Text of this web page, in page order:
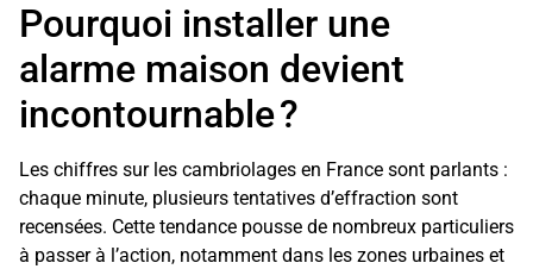
Pourquoi installer une
alarme maison devient
incontournable ?
Les chiffres sur les cambriolages en France sont parlants :
chaque minute, plusieurs tentatives d’effraction sont
recensées. Cette tendance pousse de nombreux particuliers
à passer à l’action, notamment dans les zones urbaines et